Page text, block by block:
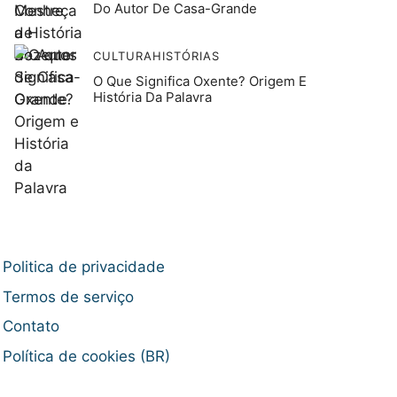
Do Autor De Casa-Grande
CULTURAHISTÓRIAS
O Que Significa Oxente? Origem E
História Da Palavra
Politica de privacidade
Termos de serviço
Contato
Política de cookies (BR)